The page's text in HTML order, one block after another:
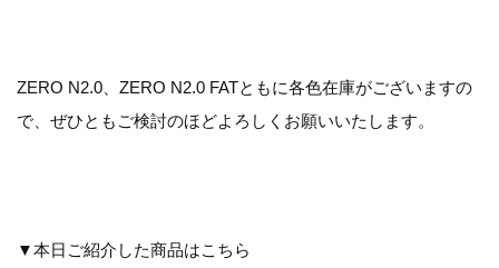
ZERO N2.0、ZERO N2.0 FATともに各色在庫がございますの
で、ぜひともご検討のほどよろしくお願いいたします。
▼本日ご紹介した商品はこちら